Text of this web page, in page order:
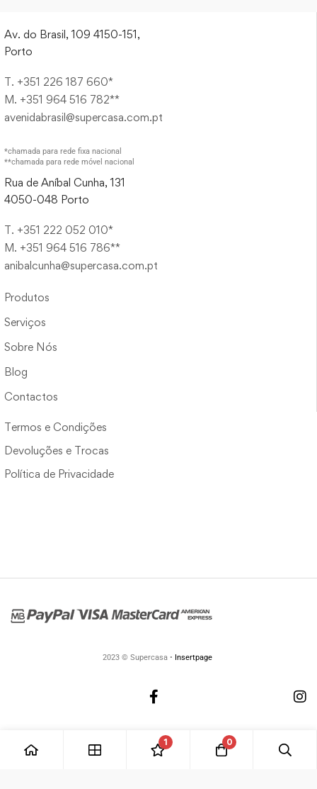
Av. do Brasil, 109 4150-151,
Porto
T. +351 226 187 660*
M. +351 964 516 782**
avenidabrasil@supercasa.com.pt
*chamada para rede fixa nacional
**chamada para rede móvel nacional
Rua de Aníbal Cunha, 131
4050-048 Porto
T. +351 222 052 010*
M. +351 964 516 786**
anibalcunha@supercasa.com.pt
Produtos
Serviços
Sobre Nós
Blog
Contactos
Termos e Condições
Devoluções e Trocas
Política de Privacidade
2023 © Supercasa • Insertpage
1 0